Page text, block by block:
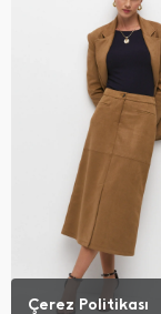
Çerez Politikası